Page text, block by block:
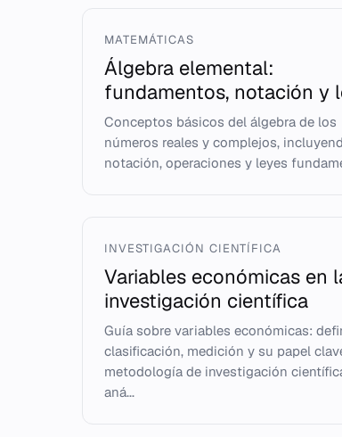
MATEMÁTICAS
Álgebra elemental:
fundamentos, notación y
Conceptos básicos del álgebra de los
números reales y complejos,
notación, operaciones y leyes
INVESTIGACIÓN CIENTÍFICA
Variables económicas en
investigación científica
Guía sobre variables económicas:
clasificación, medición y su papel
metodología de investigación
aná...